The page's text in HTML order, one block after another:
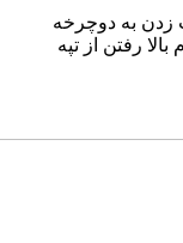
دوچرخه
از تپه